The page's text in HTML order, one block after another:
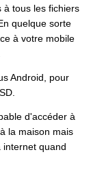
à tous les fichiers
quelque sorte
à votre mobile
Android, pour
d'accéder à
la maison mais
quand